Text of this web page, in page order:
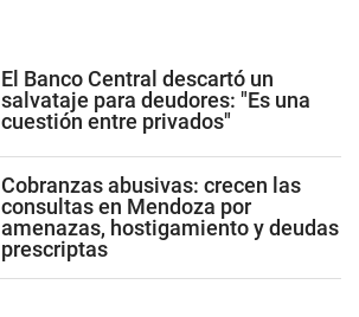
El Banco Central descartó un
salvataje para deudores: "Es una
cuestión entre privados"
Cobranzas abusivas: crecen las
consultas en Mendoza por
amenazas, hostigamiento y deudas
prescriptas